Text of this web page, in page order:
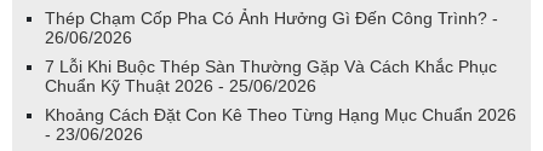
Thép Chạm Cốp Pha Có Ảnh Hưởng Gì Đến Công Trình? -
26/06/2026
7 Lỗi Khi Buộc Thép Sàn Thường Gặp Và Cách Khắc Phục
Chuẩn Kỹ Thuật 2026 - 25/06/2026
Khoảng Cách Đặt Con Kê Theo Từng Hạng Mục Chuẩn 2026
- 23/06/2026